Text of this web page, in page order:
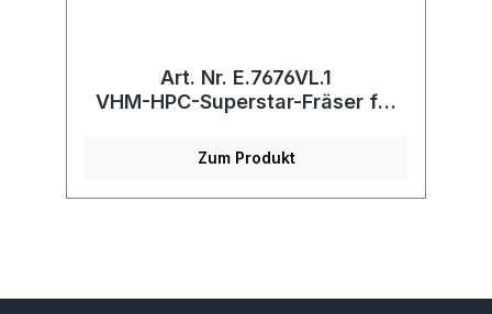
Art. Nr. E.7676VL.1
VHM-HPC-Superstar-Fräser für
Zum Produkt